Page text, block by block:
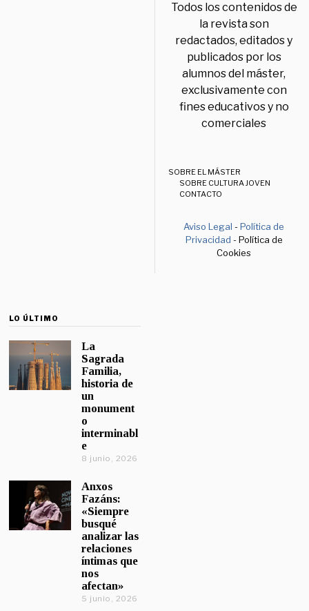
Todos los contenidos de
la revista son
redactados, editados y
publicados por los
alumnos del máster,
exclusivamente con
fines educativos y no
comerciales
SOBRE EL MÁSTER
SOBRE CULTURA JOVEN
CONTACTO
Aviso Legal -Política de
Privacidad - Política de
Cookies
LO ÚLTIMO
La
Sagrada
Familia,
historia de
un
monument
o
interminabl
e
8 junio, 2026
Anxos
Fazáns:
«Siempre
busqué
analizar las
relaciones
íntimas que
nos
afectan»
5 junio, 2026